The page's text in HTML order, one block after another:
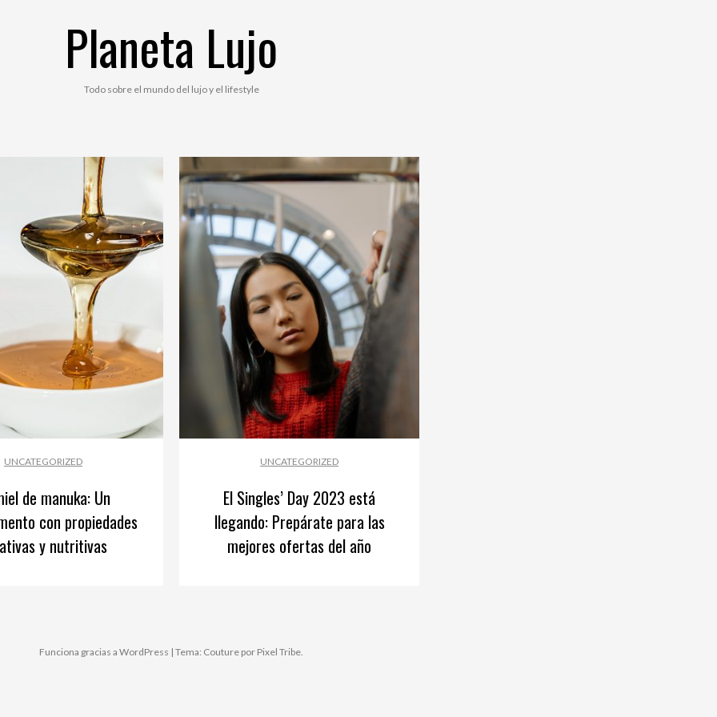
Planeta Lujo
Todo sobre el mundo del lujo y el lifestyle
UNCATEGORIZED
de manuka: Un
con propiedades
y nutritivas
UNCATEGORIZED
El Singles’ Day 2023 está
llegando: Prepárate para las
mejores ofertas del año
Funciona gracias a WordPress | Tema: Couture por Pixel Tribe